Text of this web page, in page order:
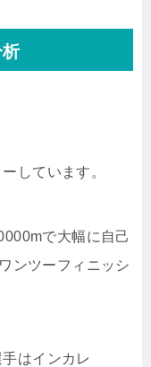
しています。
で大幅に自己
ンツーフィニッシ
はインカレ